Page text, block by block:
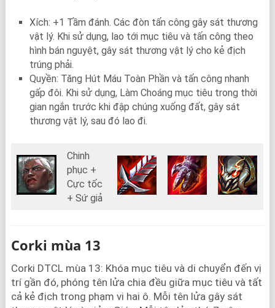
Xích: +1 Tầm đánh. Các đòn tấn công gây sát thương
vật lý. Khi sử dụng, lao tới mục tiêu và tấn công theo
hình bán nguyệt, gây sát thương vật lý cho kẻ địch
trúng phải.
Quyền: Tăng Hút Máu Toàn Phần và tấn công nhanh
gấp đôi. Khi sử dụng, Làm Choáng mục tiêu trong thời
gian ngắn trước khi đập chúng xuống đất, gây sát
thương vật lý, sau đó lao đi.
Chinh
phục +
Cực tốc
+ Sứ giả
Corki mùa 13
Corki DTCL mùa 13: Khóa mục tiêu và di chuyển đến vị
trí gần đó, phóng tên lửa chia đều giữa mục tiêu và tất
cả kẻ địch trong phạm vi hai ô. Mỗi tên lửa gây sát